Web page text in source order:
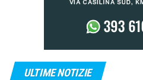
ULTIME NOTIZIE